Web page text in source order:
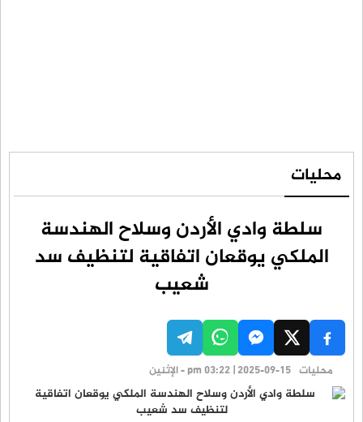
محليات
سلطة وادي الأردن وسلاح الهندسة
الملكي يوقعان اتفاقية لتنظيف سد
شعيب
محليات pm 03:22 | 2025-09-15 - الإثنين